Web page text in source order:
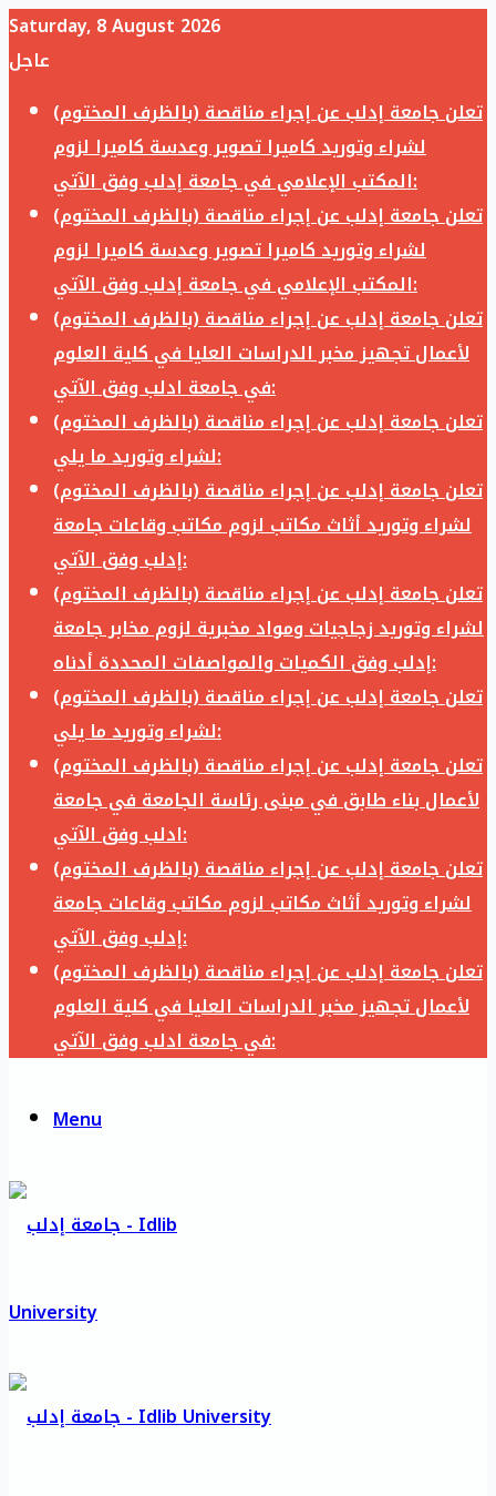
Saturday, 8 August 2026
عاجل
تعلن جامعة إدلب عن إجراء مناقصة (بالظرف المختوم)
لشراء وتوريد كاميرا تصوير وعدسة كاميرا لزوم
المكتب الإعلامي في جامعة إدلب وفق الآتي:
تعلن جامعة إدلب عن إجراء مناقصة (بالظرف المختوم)
لشراء وتوريد كاميرا تصوير وعدسة كاميرا لزوم
المكتب الإعلامي في جامعة إدلب وفق الآتي:
تعلن جامعة إدلب عن إجراء مناقصة (بالظرف المختوم)
لأعمال تجهيز مخبر الدراسات العليا في كلية العلوم
في جامعة ادلب وفق الآتي:
تعلن جامعة إدلب عن إجراء مناقصة (بالظرف المختوم)
لشراء وتوريد ما يلي:
تعلن جامعة إدلب عن إجراء مناقصة (بالظرف المختوم)
لشراء وتوريد أثاث مكاتب لزوم مكاتب وقاعات جامعة
إدلب وفق الآتي:
تعلن جامعة إدلب عن إجراء مناقصة (بالظرف المختوم)
لشراء وتوريد زجاجيات ومواد مخبرية لزوم مخابر جامعة
إدلب وفق الكميات والمواصفات المحددة أدناه:
تعلن جامعة إدلب عن إجراء مناقصة (بالظرف المختوم)
لشراء وتوريد ما يلي:
تعلن جامعة إدلب عن إجراء مناقصة (بالظرف المختوم)
لأعمال بناء طابق في مبنى رئاسة الجامعة في جامعة
ادلب وفق الآتي:
تعلن جامعة إدلب عن إجراء مناقصة (بالظرف المختوم)
لشراء وتوريد أثاث مكاتب لزوم مكاتب وقاعات جامعة
إدلب وفق الآتي:
تعلن جامعة إدلب عن إجراء مناقصة (بالظرف المختوم)
لأعمال تجهيز مخبر الدراسات العليا في كلية العلوم
في جامعة ادلب وفق الآتي:
Menu